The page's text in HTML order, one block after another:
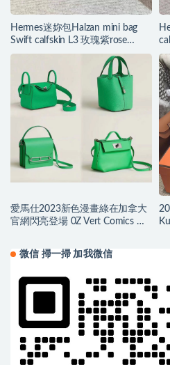
Hermes迷妳包Halzan mini bag
Swift calfskin L3 玫瑰紫rose
purple
愛馬仕2023新色漫畫綠在加拿大
官網閃亮登場 0Z Vert Comics 漫
微信 掃一掃 加我微信